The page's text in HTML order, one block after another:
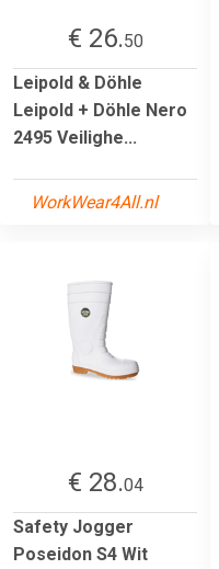
€ 26.50
Leipold & Döhle
Leipold + Döhle Nero
2495 Veilighe...
WorkWear4All.nl
€ 28.04
Safety Jogger
Poseidon S4 Wit